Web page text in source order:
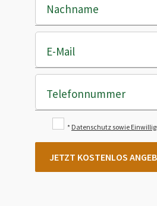
Nachname
E-Mail
Telefonnummer
* Datenschutz sowie
JETZT KOSTENLOS